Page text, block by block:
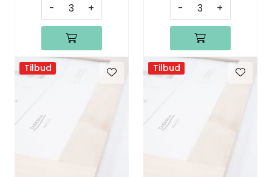
- + - +
Tilbud Tilbud